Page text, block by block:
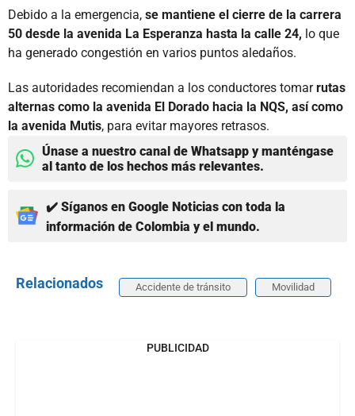
Debido a la emergencia, se mantiene el cierre de la carrera
50 desde la avenida La Esperanza hasta la calle 24, lo que
ha generado congestión en varios puntos aledaños.
Las autoridades recomiendan a los conductores tomarrutas
alternas como la avenida El Dorado hacia la NQS, así como
la avenida Mutis, para evitar mayores retrasos.
Únase a nuestro canal de Whatsapp y manténgase
al tanto de los hechos más relevantes.
✔️ Síganos en Google Noticias con toda la
información de Colombia y el mundo.
Relacionados Accidente de tránsito Movilidad
PUBLICIDAD